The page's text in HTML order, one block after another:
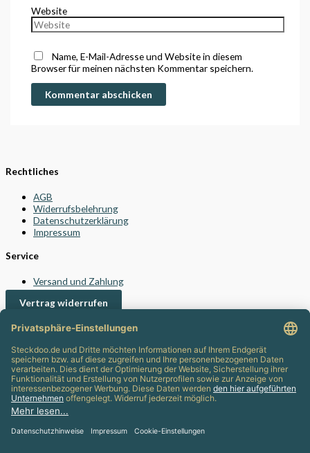
Website
Name, E-Mail-Adresse und Website in diesem
Browser für meinen nächsten Kommentar speichern.
Rechtliches
AGB
Widerrufsbelehrung
Datenschutzerklärung
Impressum
Service
Versand und Zahlung
Vertrag widerrufen
Kontakt
24/7 Support
info@steckdoo.de
Kundenservice
Mein Konto
Info-Blog